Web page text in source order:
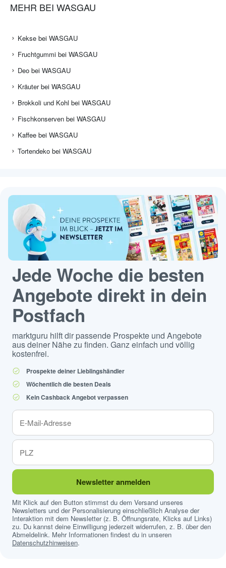
MEHR BEI WASGAU
Kekse bei WASGAU
Fruchtgummi bei WASGAU
Deo bei WASGAU
Kräuter bei WASGAU
Brokkoli und Kohl bei WASGAU
Fischkonserven bei WASGAU
Kaffee bei WASGAU
Tortendeko bei WASGAU
Jede Woche die besten
Angebote direkt in dein
Postfach
marktguru hilft dir passende Prospekte und Angebote
aus deiner Nähe zu finden. Ganz einfach und völlig
kostenfrei.
Prospekte deiner Lieblingshändler
Wöchentlich die besten Deals
Kein Cashback Angebot verpassen
Newsletter anmelden
Mit Klick auf den Button stimmst du dem Versand unseres
Newsletters und der Personalisierung einschließlich Analyse der
Interaktion mit dem Newsletter (z. B. Öffnungsrate, Klicks auf Links)
zu. Du kannst deine Einwilligung jederzeit widerrufen, z. B. über den
Abmeldelink. Mehr Informationen findest du in unseren
Datenschutzhinweisen.